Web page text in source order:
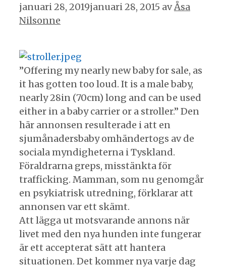
januari 28, 2019januari 28, 2015 avÅsa
Nilsonne
”Offering my nearly new baby for sale, as
it has gotten too loud. It is a male baby,
nearly 28in (70cm) long and can be used
either in a baby carrier or a stroller.” Den
här annonsen resulterade i att en
sjumånadersbaby omhändertogs av de
sociala myndigheterna i Tyskland.
Föraldrarna greps, misstänkta för
trafficking. Mamman, som nu genomgår
en psykiatrisk utredning, förklarar att
annonsen var ett skämt.
Att lägga ut motsvarande annons när
livet med den nya hunden inte fungerar
är ett accepterat sätt att hantera
situationen. Det kommer nya varje dag